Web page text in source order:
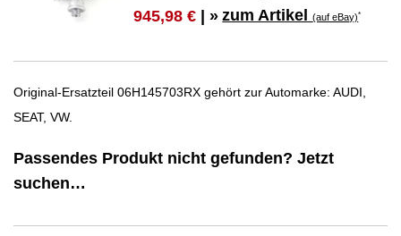
945,98 € | » zum Artikel(auf eBay)*
Original-Ersatzteil 06H145703RX gehört zur Automarke: AUDI,
SEAT, VW.
Passendes Produkt nicht gefunden? Jetzt
suchen…